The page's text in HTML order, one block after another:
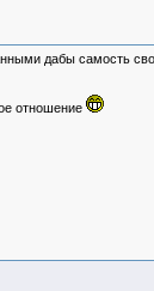
дабы самость
отношение